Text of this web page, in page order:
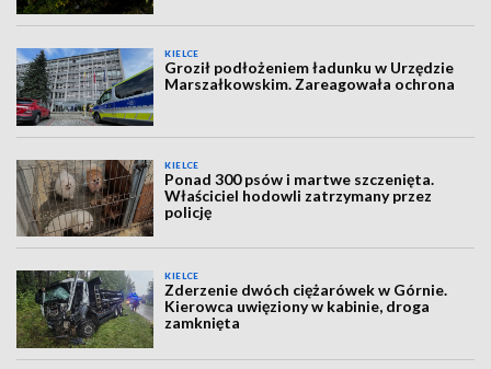
KIELCE
Groził podłożeniem ładunku w Urzędzie
Marszałkowskim. Zareagowała ochrona
KIELCE
Ponad 300 psów i martwe szczenięta.
Właściciel hodowli zatrzymany przez
policję
KIELCE
Zderzenie dwóch ciężarówek w Górnie.
Kierowca uwięziony w kabinie, droga
zamknięta